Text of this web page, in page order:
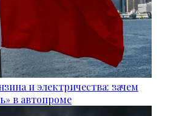
и электричества: зачем
в автопроме